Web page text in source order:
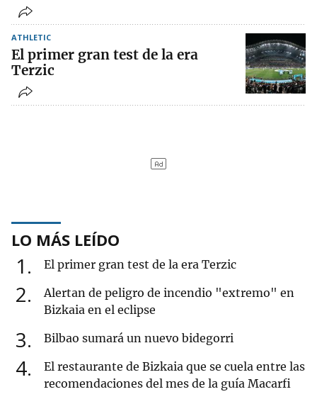
ATHLETIC
El primer gran test de la era
Terzic
LO MÁS LEÍDO
1 El primer gran test de la era Terzic
2
Alertan de peligro de incendio "extremo" en
Bizkaia en el eclipse
3 Bilbao sumará un nuevo bidegorri
4
El restaurante de Bizkaia que se cuela entre las
recomendaciones del mes de la guía Macarfi